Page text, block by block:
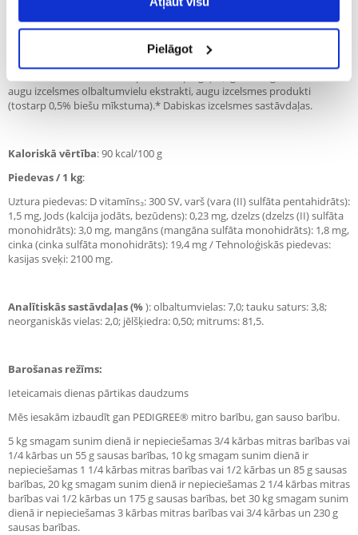
Pielāgot
E vitamīns un minerālvielas nodrošina spēcīgu dabisko aizsardzību.
augu izcelsmes olbaltumvielu ekstrakti, augu izcelsmes produkti
(tostarp 0,5% biešu mīkstuma).* Dabiskas izcelsmes sastāvdaļas.
Kaloriskā vērtība: 90 kcal/100 g
Piedevas / 1 kg:
Uztura piedevas: D vitamīns₃: 300 SV, varš (vara (II) sulfāta pentahidrāts):
1,5 mg, Jods (kalcija jodāts, bezūdens): 0,23 mg, dzelzs (dzelzs (II) sulfāta
monohidrāts): 3,0 mg, mangāns (mangāna sulfāta monohidrāts): 1,8 mg,
cinka (cinka sulfāta monohidrāts): 19,4 mg / Tehnoloģiskās piedevas:
kasijas sveķi: 2100 mg.
Analītiskās sastāvdaļas (%): olbaltumvielas: 7,0; tauku saturs: 3,8;
neorganiskās vielas: 2,0; jēlšķiedra: 0,50; mitrums: 81,5.
Barošanas režīms:
Ieteicamais dienas pārtikas daudzums
Mēs iesakām izbaudīt gan PEDIGREE® mitro barību, gan sauso barību.
5 kg smagam sunim dienā ir nepieciešamas 3/4 kārbas mitras barības vai
1/4 kārbas un 55 g sausas barības, 10 kg smagam sunim dienā ir
nepieciešamas 1 1/4 kārbas mitras barības vai 1/2 kārbas un 85 g sausas
barības, 20 kg smagam sunim dienā ir nepieciešamas 2 1/4 kārbas mitras
barības vai 1/2 kārbas un 175 g sausas barības, bet 30 kg smagam sunim
dienā ir nepieciešamas 3 kārbas mitras barības vai 3/4 kārbas un 230 g
sausas barības.